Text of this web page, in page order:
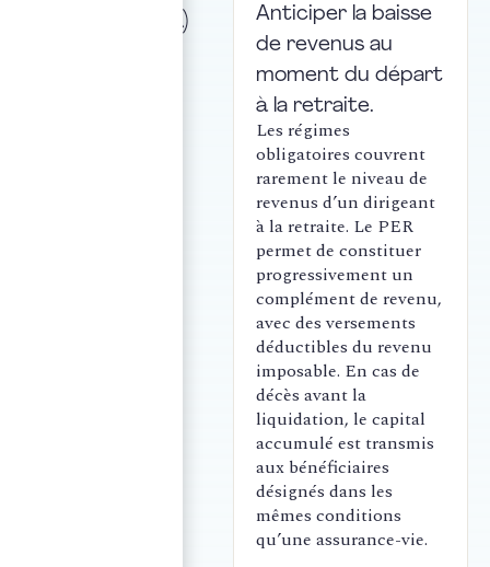
retraite (PER)
Anticiper la baisse
de revenus au
moment du départ
à la retraite.
Les régimes
obligatoires couvrent
rarement le niveau de
revenus d’un dirigeant
à la retraite. Le PER
permet de constituer
progressivement un
complément de revenu,
avec des versements
déductibles du revenu
imposable. En cas de
décès avant la
liquidation, le capital
accumulé est transmis
aux bénéficiaires
désignés dans les
mêmes conditions
qu’une assurance-vie.